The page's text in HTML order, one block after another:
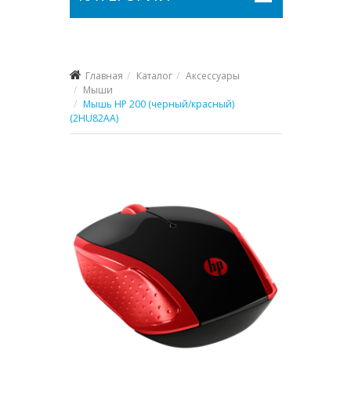
Главная Каталог
Аксессуары
Мыши
Мышь HP 200 (черный/красный)
(2HU82AA)